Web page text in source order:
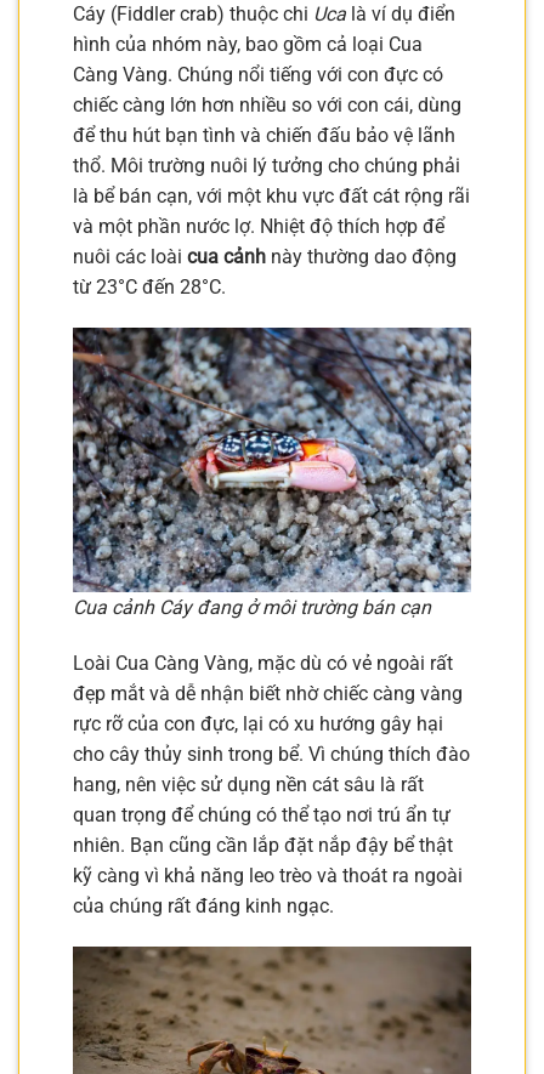
Cáy (Fiddler crab) thuộc chi Uca là ví dụ điển
hình của nhóm này, bao gồm cả loại Cua
Càng Vàng. Chúng nổi tiếng với con đực có
chiếc càng lớn hơn nhiều so với con cái, dùng
để thu hút bạn tình và chiến đấu bảo vệ lãnh
thổ. Môi trường nuôi lý tưởng cho chúng phải
là bể bán cạn, với một khu vực đất cát rộng rãi
và một phần nước lợ. Nhiệt độ thích hợp để
nuôi các loài cua cảnh này thường dao động
từ 23°C đến 28°C.
Cua cảnh Cáy đang ở môi trường bán cạn
Loài Cua Càng Vàng, mặc dù có vẻ ngoài rất
đẹp mắt và dễ nhận biết nhờ chiếc càng vàng
rực rỡ của con đực, lại có xu hướng gây hại
cho cây thủy sinh trong bể. Vì chúng thích đào
hang, nên việc sử dụng nền cát sâu là rất
quan trọng để chúng có thể tạo nơi trú ẩn tự
nhiên. Bạn cũng cần lắp đặt nắp đậy bể thật
kỹ càng vì khả năng leo trèo và thoát ra ngoài
của chúng rất đáng kinh ngạc.